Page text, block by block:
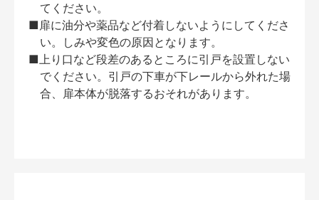
てください。
■扉に油分や薬品など付着しないようにしてくださ
い。しみや変色の原因となります。
■上り口など段差のあるところに引戸を設置しない
でください。引戸の下車が下レールから外れた場
合、扉本体が脱落するおそれがあります。